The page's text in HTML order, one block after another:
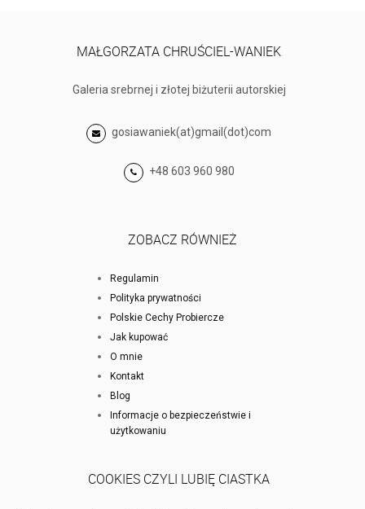
MAŁGORZATA CHRUŚCIEL-WANIEK
Galeria srebrnej i złotej biżuterii autorskiej
gosiawaniek(at)gmail(dot)com
+48 603 960 980
ZOBACZ RÓWNIEŻ
Regulamin
Polityka prywatności
Polskie Cechy Probiercze
Jak kupować
O mnie
Kontakt
Blog
Informacje o bezpieczeństwie i
użytkowaniu
COOKIES CZYLI LUBIĘ CIASTKA